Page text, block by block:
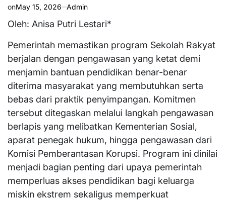
onMay 15, 2026 Admin
Oleh: Anisa Putri Lestari*
Pemerintah memastikan program Sekolah Rakyat
berjalan dengan pengawasan yang ketat demi
menjamin bantuan pendidikan benar-benar
diterima masyarakat yang membutuhkan serta
bebas dari praktik penyimpangan. Komitmen
tersebut ditegaskan melalui langkah pengawasan
berlapis yang melibatkan Kementerian Sosial,
aparat penegak hukum, hingga pengawasan dari
Komisi Pemberantasan Korupsi. Program ini dinilai
menjadi bagian penting dari upaya pemerintah
memperluas akses pendidikan bagi keluarga
miskin ekstrem sekaligus memperkuat